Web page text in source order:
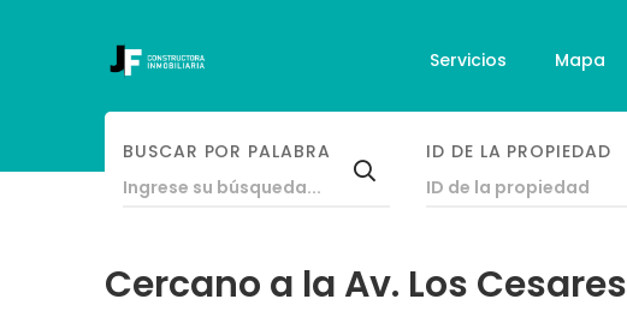
Servicios Mapa
BUSCAR POR PALABRA ID DE LA PROPIEDAD
Cercano a la Av. Los Cesares
CASA CERCANO A LA AV. LOS CESARES